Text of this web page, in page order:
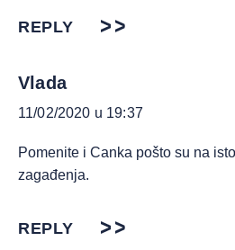
REPLY
Vlada
11/02/2020 u 19:37
Pomenite i Canka pošto su na
zagađenja.
REPLY